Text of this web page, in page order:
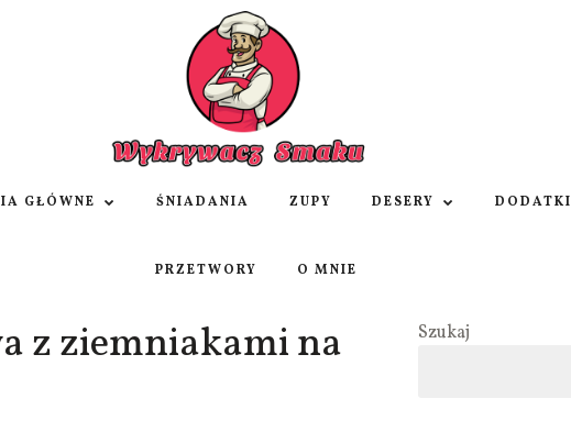
GŁÓWNE ŚNIADANIA ZUPY DESERY DODATKI
PRZETWORY O MNIE
z ziemniakami na
Szukaj